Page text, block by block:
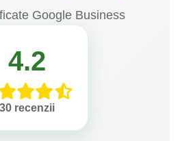
Google Business
4.2
30 recenzii